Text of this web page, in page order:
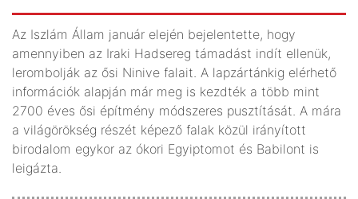
Az Iszlám Állam január elején bejelentette, hogy
amennyiben az Iraki Hadsereg támadást indít ellenük,
lerombolják az ősi Ninive falait. A lapzártánkig elérhető
információk alapján már meg is kezdték a több mint
2700 éves ősi építmény módszeres pusztítását. A mára
a világörökség részét képező falak közül irányított
birodalom egykor az ókori Egyiptomot és Babilont is
leigázta.